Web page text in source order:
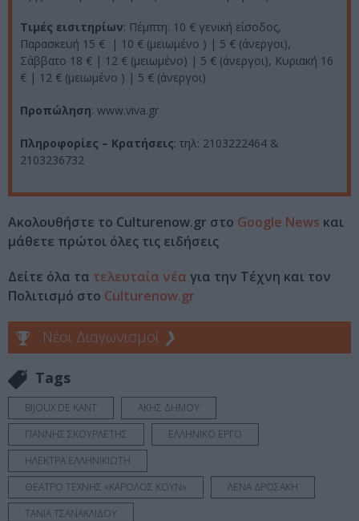
Τιμές εισιτηρίων: Πέμπτη: 10 € γενική είσοδος,
Παρασκευή 15 € | 10 € (μειωμένο ) | 5 € (άνεργοι),
Σάββατο 18 € | 12 € (μειωμένο) | 5 € (άνεργοι), Κυριακή 16
€ | 12 € (μειωμένο ) | 5 € (άνεργοι)
Προπώληση: www.viva.gr
Πληροφορίες – Κρατήσεις: τηλ: 2103222464 &
2103236732
Ακολουθήστε το Culturenow.gr στο Google News και
μάθετε πρώτοι όλες τις ειδήσεις
Δείτε όλα τα τελευταία νέα για την Τέχνη και τον
Πολιτισμό στο Culturenow.gr
Νέοι Διαγωνισμοί ❯
Tags
BIJOUX DE KANT
ΑΚΗΣ ΔΗΜΟΥ
ΓΙΑΝΝΗΣ ΣΚΟΥΡΛΕΤΗΣ
ΕΛΛΗΝΙΚΟ ΕΡΓΟ
ΗΛΕΚΤΡΑ ΕΛΛΗΝΙΚΙΩΤΗ
ΘΕΑΤΡΟ ΤΕΧΝΗΣ «ΚΑΡΟΛΟΣ ΚΟΥΝ»
ΛΕΝΑ ΔΡΟΣΑΚΗ
ΤΑΝΙΑ ΤΣΑΝΑΚΛΙΔΟΥ